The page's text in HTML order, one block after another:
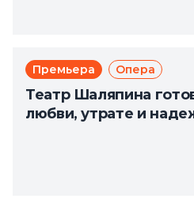
Премьера Опера
Театр Шаляпина
любви, утрате и